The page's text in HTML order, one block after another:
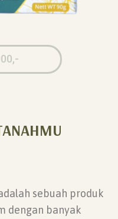
sebuah produk
dengan banyak